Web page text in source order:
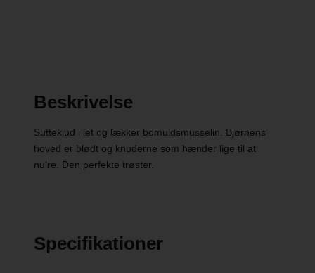
Beskrivelse
Sutteklud i let og lækker bomuldsmusselin. Bjørnens
hoved er blødt og knuderne som hænder lige til at
nulre. Den perfekte trøster.
Specifikationer